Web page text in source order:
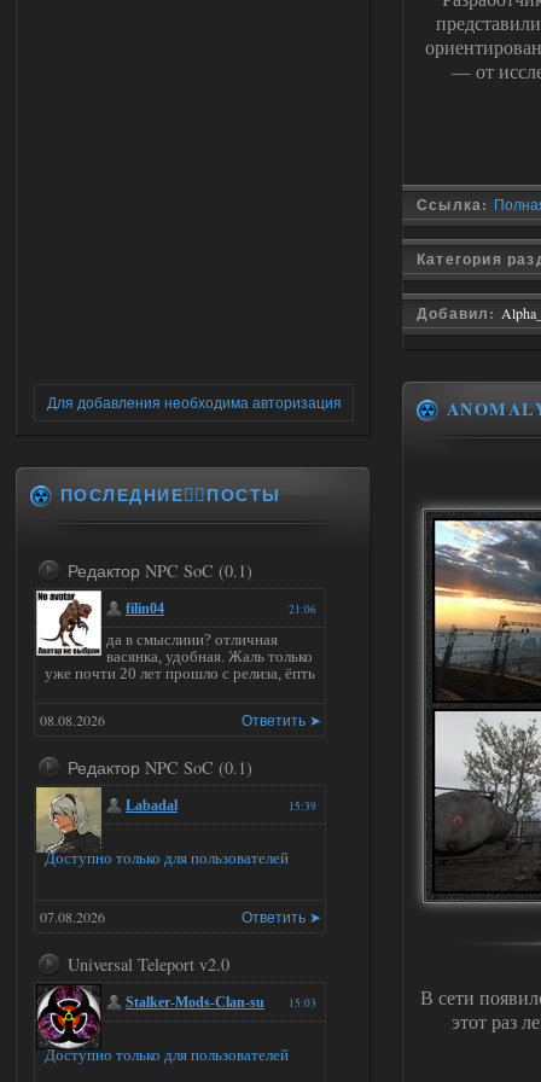
— от
Ссылка:
Категория
Добавил:
В сети
этот раз
Для добавления необходима авторизация
ПОСЛЕДНИЕ✍🏻ПОСТЫ
Редактор NPC SoC (0.1)
21:06
filin04
да в смыслиии? отличная
васянка, удобная. Жаль только
уже почти 20 лет прошло с релиза, ёпть
Ответить ➤
08.08.2026
Редактор NPC SoC (0.1)
15:39
Labadal
Доступно только для пользователей
Ответить ➤
07.08.2026
Universal Teleport v2.0
15:03
Stalker-Mods-Clan-su
Доступно только для пользователей